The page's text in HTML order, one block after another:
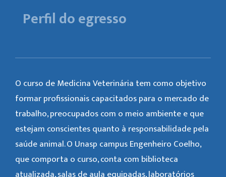
Perfil do egresso
O curso de Medicina Veterinária tem como objetivo
formar profissionais capacitados para o mercado de
trabalho, preocupados com o meio ambiente e que
estejam conscientes quanto à responsabilidade pela
saúde animal. O Unasp campus Engenheiro Coelho,
que comporta o curso, conta com biblioteca